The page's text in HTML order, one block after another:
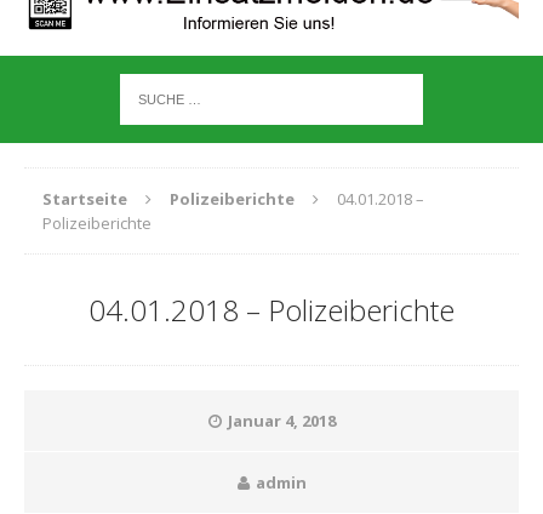
Startseite Polizeiberichte
04.01.2018 –
Polizeiberichte
04.01.2018 – Polizeiberichte
Januar 4, 2018
admin